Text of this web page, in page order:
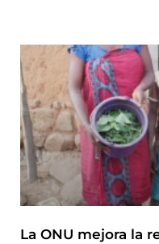
La ONU mejora la